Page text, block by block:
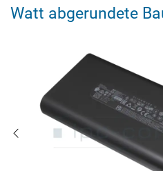
Watt abgerundete